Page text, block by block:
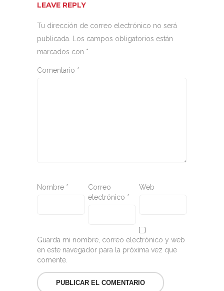
LEAVE REPLY
Tu dirección de correo electrónico no será
publicada.
Los campos obligatorios están
marcados con *
Comentario *
Nombre *
Correo
electrónico *
Web
Guarda mi nombre, correo electrónico y web
en este navegador para la próxima vez que
comente.